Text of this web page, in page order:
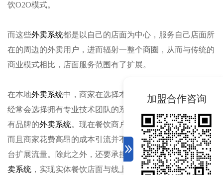
加盟合作咨询
饮O2O模式。
而这些外卖系统都是以自己的店面为中心，服务自己店面所
在的周边的外卖用户，进而辐射一整个商圈，从而与传统的
商业模式相比，店面服务范围有了扩展。
在本地外卖系统中，商家在选择本地 外卖平台 系统的时候，
经常会选择拥有专业技术团队的系统开发商，为自己搭建自
有品牌的外卖系统。现在餐饮商户线上引流成本越来越高，
而且商家花费高昂的成本引流并不是自营流量，而是帮助平
台扩展流量。除此之外，还要承担平台的抽点。依靠本地外
卖系统 ，实现实体餐饮店面与线上店面的双渠道的统一，从